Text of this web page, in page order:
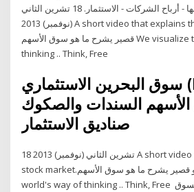
الشركة ودفع ديونها - أرباح الشركات - الاستثمار. 18 تشرين الثاني
(نوفمبر) 2013 A short video that explains the stock market.فيديو
قصير يشرح ما هو سوق الأسهم We visualize the world's way of
thinking .. Think, Free
سوق البحرين الاستثماري (bim) الأسعار
السندات والصكوك
صناديق الاستثمار
18 تشرين الثاني (نوفمبر) 2013 A short video that explains the
stock market.فيديو قصير يشرح ما هو سوق الأسهم We visualize the
world's way of thinking .. Think, Free عند إدخال طلبات السوق